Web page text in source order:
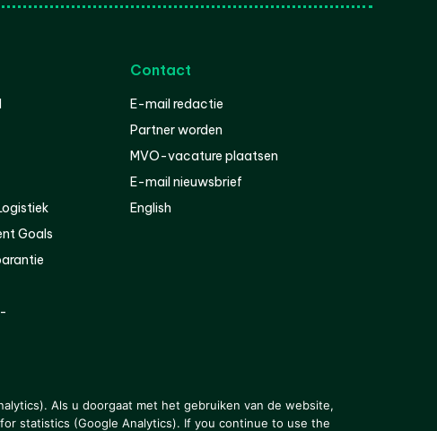
Goals
Contact
E-mail redactie
Partner worden
MVO-vacature plaatsen
E-mail nieuwsbrief
English
Als u doorgaat met het gebruiken van de website,
statistics (Google Analytics). If you continue to use the